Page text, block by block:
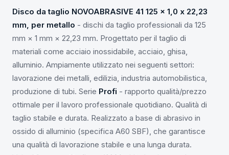
Disco da taglio NOVOABRASIVE 41 125 x 1,0 x 22,23
mm, per metallo - dischi da taglio professionali da 125
mm × 1 mm × 22,23 mm. Progettato per il taglio di
materiali come acciaio inossidabile, acciaio, ghisa,
alluminio. Ampiamente utilizzato nei seguenti settori:
lavorazione dei metalli, edilizia, industria automobilistica,
produzione di tubi. Serie Profi - rapporto qualità/prezzo
ottimale per il lavoro professionale quotidiano. Qualità di
taglio stabile e durata. Realizzato a base di abrasivo in
ossido di alluminio (specifica A60 SBF), che garantisce
una qualità di lavorazione stabile e una lunga durata.